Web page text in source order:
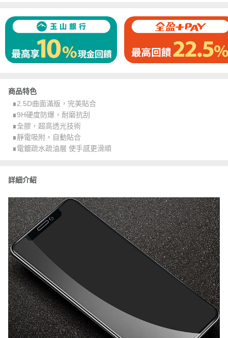
商品特色
∎2.5D曲面滿版，完美貼合
∎9H硬度防爆，耐磨抗刮
∎全膠，超高透光技術
∎靜電吸附，自動貼合
∎電鍍疏水疏油層 使手感更滑順
詳細介紹